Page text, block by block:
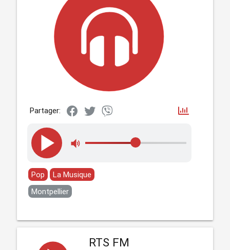
Partager:
Pop
La Musique
Montpellier
RTS FM